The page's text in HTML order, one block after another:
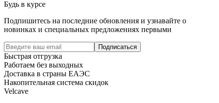
Будь в курсе
Подпишитесь на последние обновления и узнавайте о
новинках и специальных предложениях первыми
Подписаться
Быстрая отгрузка
Работаем без выходных
Доставка в страны ЕАЭС
Накопительная система скидок
Velcave